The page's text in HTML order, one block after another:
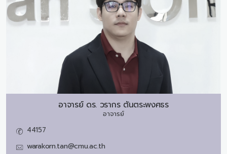
อาจารย์ ดร. วรากร ตันตระพงศธร
อาจารย์
44157
warakorn.tan@cmu.ac.th